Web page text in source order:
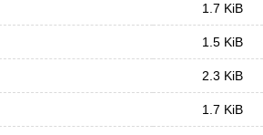
1.7 KiB
1.5 KiB
2.3 KiB
1.7 KiB